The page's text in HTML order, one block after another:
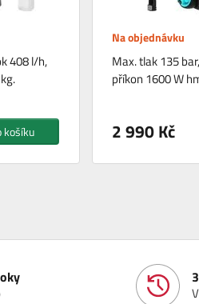
408 l/h,
košíku
Na objednávku
Max. tlak 135
příkon 1600 W
2 990 Kč